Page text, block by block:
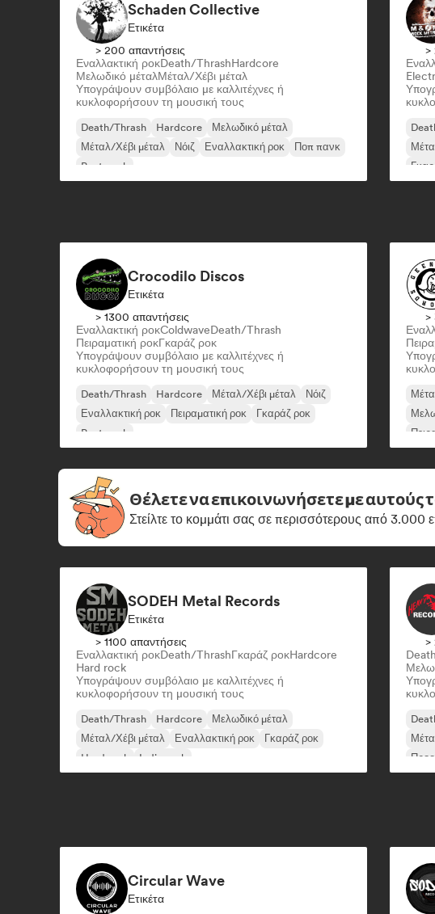
Schaden Collective
Ετικέτα
> 200 απαντήσεις
Εναλλακτική ροκDeath/ThrashHardcore
Μελωδικό μέταλΜέταλ/Χέβι μέταλ
Υπογράψουν συμβόλαιο με καλλιτέχνες ή
κυκλοφορήσουν τη μουσική τους
Death/Thrash Hardcore
Μελωδικό μέταλ
Μέταλ/Χέβι μέταλ
Νόιζ Εναλλακτική ροκ
Ποπ πανκ
Post punk
>
Crocodilo Discos
Ετικέτα
> 1300 απαντήσεις
Εναλλακτική ροκColdwaveDeath/Thrash
Πειραματική ροκΓκαράζ ροκ
Υπογράψουν συμβόλαιο με καλλιτέχνες ή
κυκλοφορήσουν τη μουσική τους
Death/Thrash Hardcore Μέταλ/Χέβι μέταλ
Νόιζ
Εναλλακτική ροκ
Πειραματική ροκ
Γκαράζ ροκ
Post punk
>
Θέλετε να επικοινωνήσετε με αυτούς
Στείλτε το κομμάτι σας σε περισσότερους από 3.000
SODEH Metal Records
Ετικέτα
> 1100 απαντήσεις
Εναλλακτική ροκDeath/ThrashΓκαράζ ροκHardcore
Hard rock
Υπογράψουν συμβόλαιο με καλλιτέχνες ή
κυκλοφορήσουν τη μουσική τους
Death/Thrash Hardcore
Μελωδικό μέταλ
Μέταλ/Χέβι μέταλ
Εναλλακτική ροκ
Γκαράζ ροκ
Hard rock
Indie rock
>
Circular Wave
Ετικέτα